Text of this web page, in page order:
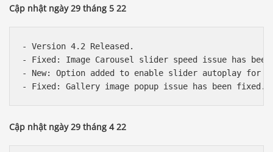
Cập nhật ngày 29 tháng 5 22
- Version 4.2 Released.
- Fixed: Image Carousel slider speed issue has
- New: Option added to enable slider autoplay for
Cập nhật ngày 29 tháng 4 22